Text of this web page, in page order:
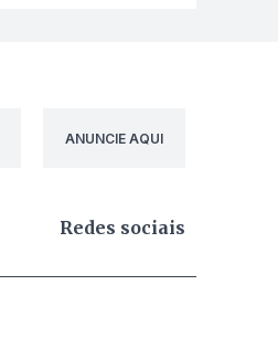
ANUNCIE AQUI
Redes sociais